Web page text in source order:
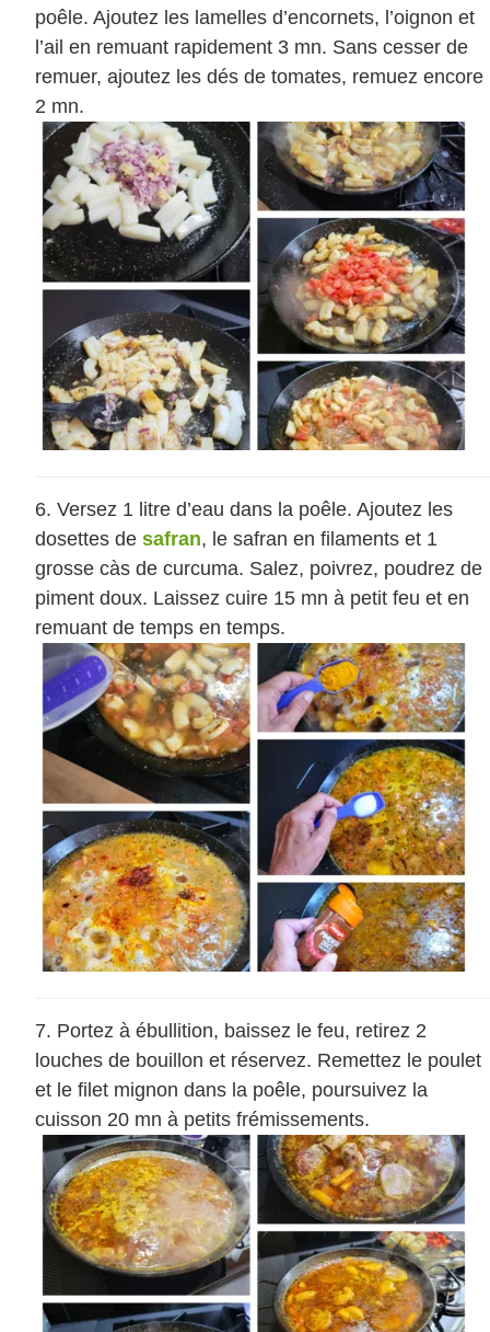
poêle. Ajoutez les lamelles d’encornets, l’oignon et
l’ail en remuant rapidement 3 mn. Sans cesser de
remuer, ajoutez les dés de tomates, remuez encore
2 mn.
Versez 1 litre d’eau dans la poêle. Ajoutez les
dosettes de safran, le safran en filaments et 1
grosse càs de curcuma. Salez, poivrez, poudrez de
piment doux. Laissez cuire 15 mn à petit feu et en
remuant de temps en temps.
Portez à ébullition, baissez le feu, retirez 2
louches de bouillon et réservez. Remettez le poulet
et le filet mignon dans la poêle, poursuivez la
cuisson 20 mn à petits frémissements.